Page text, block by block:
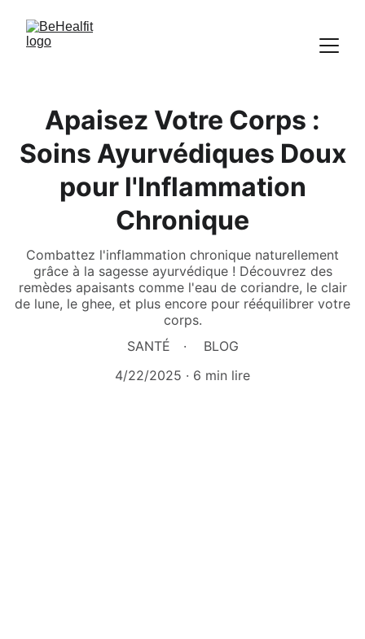
Apaisez Votre Corps :
Soins Ayurvédiques Doux
pour l'Inflammation
Chronique
Combattez l'inflammation chronique naturellement
grâce à la sagesse ayurvédique ! Découvrez des
remèdes apaisants comme l'eau de coriandre, le clair
de lune, le ghee, et plus encore pour rééquilibrer votre
corps.
SANTÉ
BLOG
4/22/2025
6 min lire